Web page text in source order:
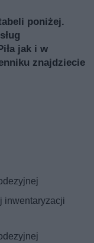
poniżej.
jak i w
znajdziecie
inwentaryzacji